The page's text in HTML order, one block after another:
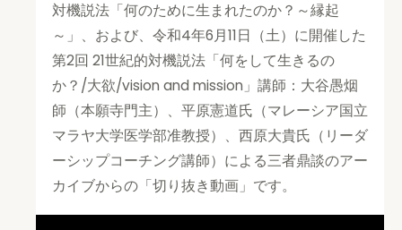
対機説法「何のために生まれたのか？～縁起
～」、および、令和4年6月11日（土）に開催した
第2回 21世紀的対機説法「何をして生きるの
か？/大欲/vision and mission」講師：大谷愚烟
師（本願寺門主）、平原憲道氏（マレーシア国立
マラヤ大学医学部准教授）、西原大貴氏（リーダ
ーシップコーチング講師）による三者鼎談のアー
カイブからの「切り抜き動画」です。